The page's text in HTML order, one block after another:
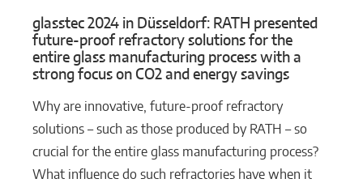
glasstec 2024 in Düsseldorf: RATH presented
future-proof refractory solutions for the
entire glass manufacturing process with a
strong focus on CO2 and energy savings
Why are innovative, future-proof refractory
solutions – such as those produced by RATH – so
crucial for the entire glass manufacturing process?
What influence do such refractories have when it